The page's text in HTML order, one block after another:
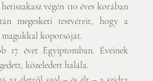
végén 110 éves korában
megesketi testvéreit, hogy a
magukkal koporsóját.
17 évet Egyiptomban. Éveinek
közeledett halála.